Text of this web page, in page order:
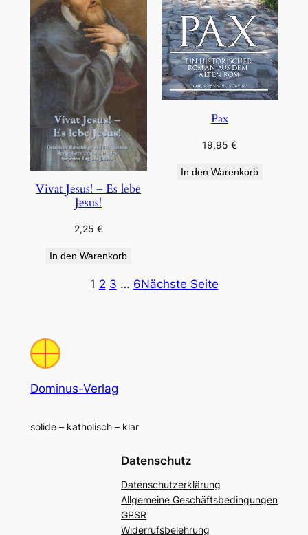
Vivat Jesus! – Es lebe
Jesus!
2,25 €
In den Warenkorb
Pax
19,95 €
In den Warenkorb
1 2 3 … 6Nächste Seite
Dominus-Verlag
solide – katholisch – klar
Datenschutz
Datenschutzerklärung
Allgemeine Geschäftsbedingungen
GPSR
Widerrufsbelehrung